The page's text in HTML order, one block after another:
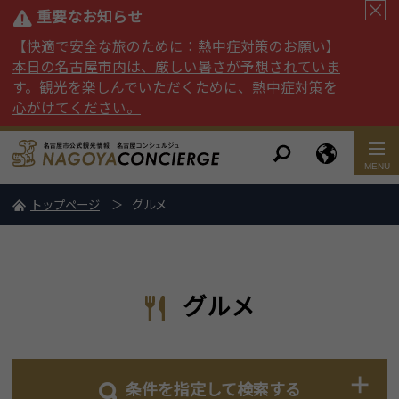
重要なお知らせ
【快適で安全な旅のために：熱中症対策のお願い】
本日の名古屋市内は、厳しい暑さが予想されていま
す。観光を楽しんでいただくために、熱中症対策を
心がけてください。
トップページ グルメ
グルメ
条件を指定して検索する